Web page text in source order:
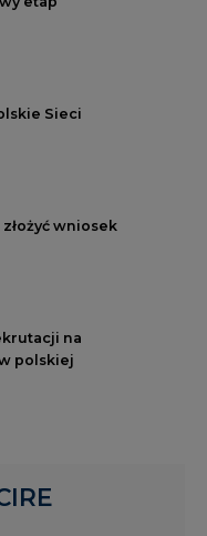
Sieci
wniosek
na
polskiej